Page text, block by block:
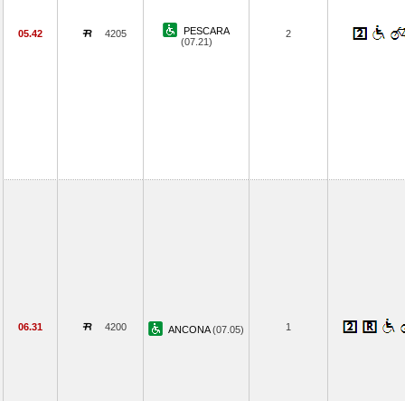
05.42 4205
PESCARA
(07.21)
2
06.31 4200 ANCONA(07.05) 1